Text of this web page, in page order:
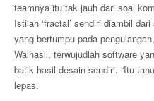
teamnya itu tak jauh dari soal
Istilah ‘fractal’ sendiri diambil
yang bertumpu pada
Walhasil, terwujudlah software
batik hasil desain sendiri. “Itu
lepas.